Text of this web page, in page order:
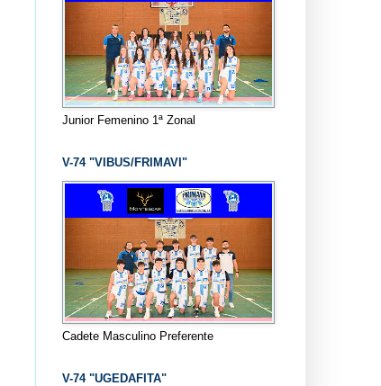
Junior Femenino 1ª Zonal
V-74 "VIBUS/FRIMAVI"
Cadete Masculino Preferente
V-74 "UGEDAFITA"